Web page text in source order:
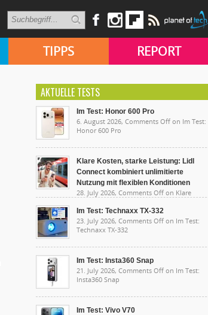
TIPPS REPORT
AKTUELLE TESTS
Im Test: Honor 600 Pro
6. August 2026, Comments Off on Im Test:
Honor 600 Pro
Klare Kosten, starke Leistung: Lidl
Connect kombiniert unlimitierte
Nutzung mit flexiblen Konditionen
28. July 2026, Comments Off on Klare
unlimitierte Nutzung mit flexiblen Konditionen
Im Test: Technaxx TX-332
23. July 2026, Comments Off on Im Test:
Technaxx TX-332
Im Test: Insta360 Snap
21. July 2026, Comments Off on Im Test:
Insta360 Snap
Im Test: Vivo V70